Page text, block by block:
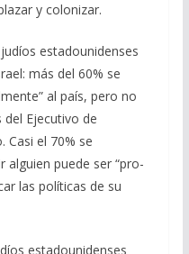
y colonizar.
estadounidenses
más del 60% se
al país, pero no
Ejecutivo de
Casi el 70% se
alguien puede ser “pro-
las políticas de su
estadounidenses